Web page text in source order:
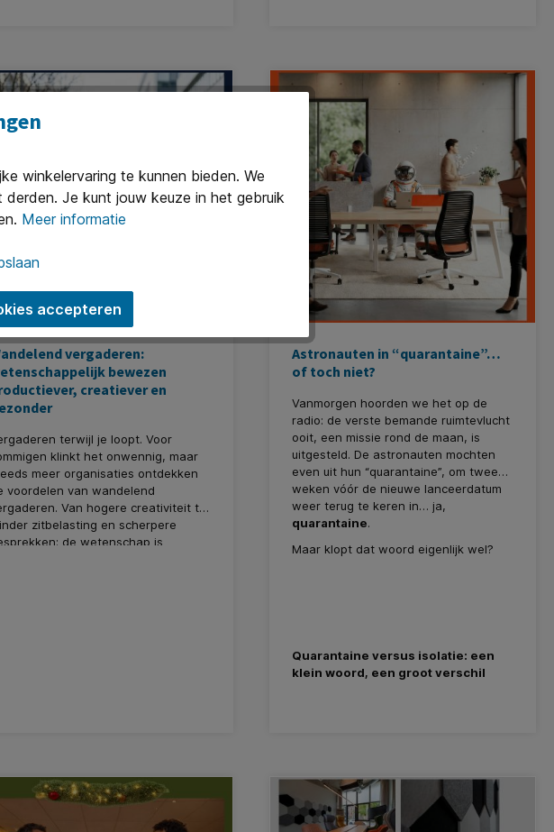
vergaderen:
bewezen
creatiever en
terwijl je loopt. Voor
klinkt het onwennig, maar
meer organisaties ontdekken
voordelen van wandelend
Van hogere creativiteit tot
zitbelasting en scherpere
de wetenschap is
Astronauten in “quarantaine”…
of toch niet?
Vanmorgen hoorden we het op de
radio: de verste bemande ruimtevlucht
ooit, een missie rond de maan, is
uitgesteld. De astronauten mochten
even uit hun “quarantaine”, om twee
weken vóór de nieuwe lanceerdatum
weer terug te keren in… ja,
quarantaine.
Maar klopt dat woord eigenlijk wel?
Quarantaine versus isolatie: een
klein woord, een groot verschil
winkelervaring te kunnen bieden. We
Je kunt jouw keuze in het gebruik
Meer informatie
accepteren